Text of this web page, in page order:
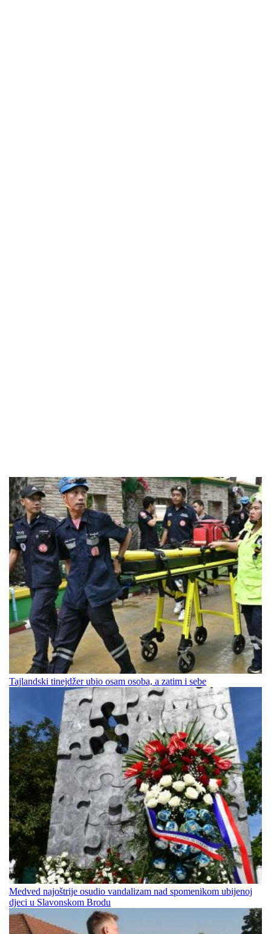
Tajlandski tinejdžer ubio osam osoba, a zatim i sebe
Medved najoštrije osudio vandalizam nad spomenikom ubijenoj
djeci u Slavonskom Brodu